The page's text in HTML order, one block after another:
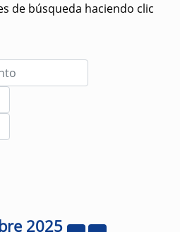
de búsqueda haciendo clic
2025